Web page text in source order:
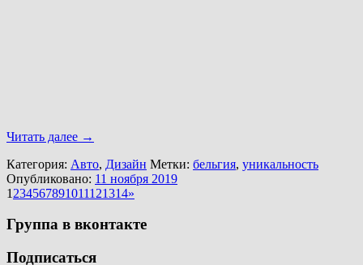
Читать далее →
Категория: Авто, Дизайн Метки: бельгия, уникальность
Опубликовано: 11 ноября 2019
1 234567891011121314»
Группа в вконтакте
Подписаться